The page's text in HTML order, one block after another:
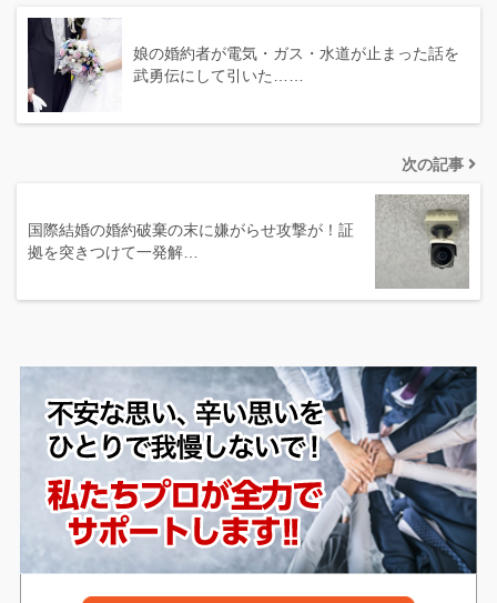
娘の婚約者が電気・ガス・水道が止まった話を
武勇伝にして引いた……
次の記事
国際結婚の婚約破棄の末に嫌がらせ攻撃が！証
拠を突きつけて一発解…